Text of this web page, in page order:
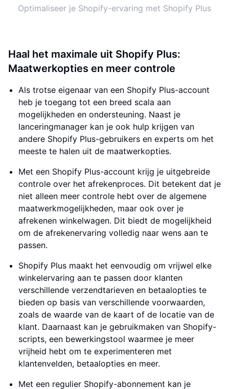
Optimaliseer je Shopify-ervaring met Shopify Plus
Haal het maximale uit Shopify Plus:
Maatwerkopties en meer controle
Als trotse eigenaar van een Shopify Plus-account
heb je toegang tot een breed scala aan
mogelijkheden en ondersteuning. Naast je
lanceringmanager kan je ook hulp krijgen van
andere Shopify Plus-gebruikers en experts om het
meeste te halen uit de maatwerkopties.
Met een Shopify Plus-account krijg je uitgebreide
controle over het afrekenproces. Dit betekent dat je
niet alleen meer controle hebt over de algemene
maatwerkmogelijkheden, maar ook over je
afrekenen winkelwagen. Dit biedt de mogelijkheid
om de afrekenervaring volledig naar wens aan te
passen.
Shopify Plus maakt het eenvoudig om vrijwel elke
winkelervaring aan te passen door klanten
verschillende verzendtarieven en betaalopties te
bieden op basis van verschillende voorwaarden,
zoals de waarde van de kaart of de locatie van de
klant. Daarnaast kan je gebruikmaken van Shopify-
scripts, een bewerkingstool waarmee je meer
vrijheid hebt om te experimenteren met
klantenvelden, betaalopties en meer.
Met een regulier Shopify-abonnement kan je